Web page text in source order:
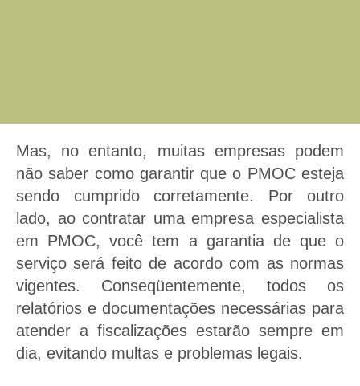
Mas, no entanto, muitas empresas podem
não saber como garantir que o PMOC esteja
sendo cumprido corretamente. Por outro
lado, ao contratar uma empresa especialista
em PMOC, você tem a garantia de que o
serviço será feito de acordo com as normas
vigentes. Conseqüentemente, todos os
relatórios e documentações necessárias para
atender a fiscalizações estarão sempre em
dia, evitando multas e problemas legais.